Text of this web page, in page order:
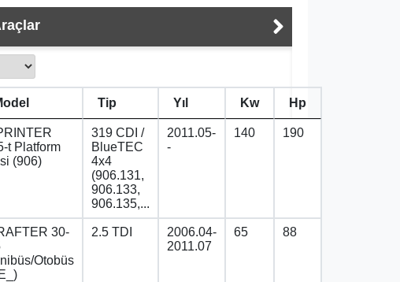
Tip Yıl Kw Hp
t Platform
(906)
319 CDI /
BlueTEC
4x4
(906.131,
906.133,
906.135,...
2011.05-
-
140 190
30-
Otobüs
2.5 TDI
2006.04-
2011.07
65 88